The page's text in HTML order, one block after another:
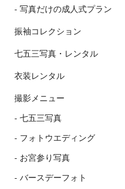
写真だけの成人式プラン
振袖コレクション
七五三写真・レンタル
衣装レンタル
撮影メニュー
七五三写真
フォトウエディング
お宮参り写真
バースデーフォト